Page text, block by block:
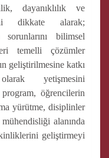
dayanıklılık ve
dikkate alarak;
bilimsel
temelli çözümler
geliştirilmesine katkı
yetişmesini
öğrencilerin
yürütme, disiplinler
alanında
geliştirmeyi